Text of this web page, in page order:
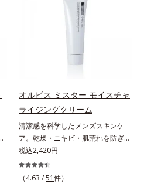
グケアを応援します。*1 メラニン
の生成を抑え、シミ・ソバカスを防
ぐ（ウォッシュ除く）*2 オルビス
内スキンケアシリーズの保湿力*3
年齢に応じたお手入れのこと*4 う
るおいによる*5 乾燥、ハリ・ツヤ
ロニセラカエルレア果汁、ノバラエ
キス配合＝うるおいを与えハリと透
明感に満ちた肌へ導く保湿成分*9
メマツヨイグサ抽出液、スイカズラ
エキス配合＝角層のすみずみまで水
分・油分を保ち、ハリ・ツヤを与え
る保湿成分*10 気持ちのこと各商品
の詳しい情報は商品ページをご覧く
アアイテムのように美容液成分(*2)
を6つも配合。保水してうるおいを
逃さない成分と、深く浸透してうる
おいで満たす成分で、髪も地肌も贅
沢にケアします。さらにうるおいを
行き渡らせる浸透力と、うるおいを
用。髪のうねりを抑え、スタイリン
グのしやすい、ずっと触れていたく
なるうるツヤ髪へと導きます。ヒノ
キ、ラベンダー、ゼラニウムによる
リフレッシュアロマの香りで、バス
ルームがここちよいリラックス空間
に。*1 うねり、パサつき*2 保湿成
分
オルビス ミスター モイスチャ
ライジングクリーム
清潔感を科学したメンズスキンケ
ア。乾燥・ニキビ・肌荒れを防ぎハ
リ・ツヤのある、好印象な清潔透明
肌(*1)へ。オルビスミスターは、男
性の清潔感、爽やかさ、若々しさの
税込2,420円
（4.63 /51件）